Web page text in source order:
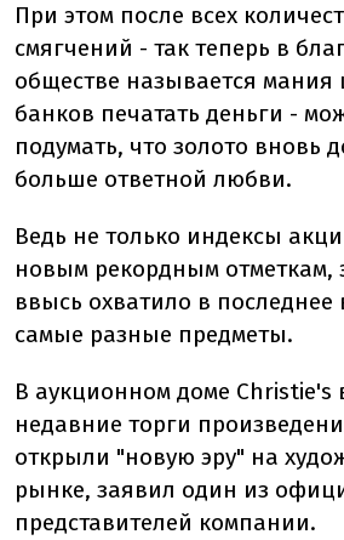
При этом после всех
смягчений - так теперь в
обществе называется мания
банков печатать деньги -
подумать, что золото вновь
больше ответной любви.
Ведь не только индексы
новым рекордным отметкам,
ввысь охватило в
самые разные предметы.
В аукционном доме Christie's
недавние торги
открыли "новую эру" на
рынке, заявил один из
представителей компании.